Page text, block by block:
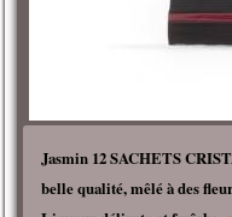
Jasmin 12 SACHETS
belle qualité, mêlé à des